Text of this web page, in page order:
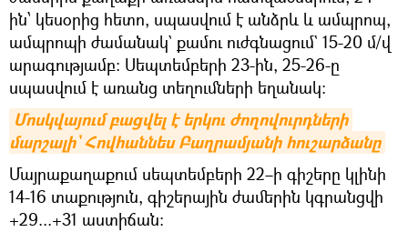
ին՝ կեսօրից հետո, սպասվում է անձրև և ամպրոպ,
ամպրոպի ժամանակ` քամու ուժգնացում` 15-20 մ/վ
արագությամբ: Սեպտեմբերի 23-ին, 25-26-ը
սպասվում է առանց տեղումների եղանակ:
Մոսկվայում բացվել է երկու ժողովուրդների
մարշալի` Հովհաննես Բաղրամյանի հուշարձանը
Մայրաքաղաքում սեպտեմբերի 22–ի գիշերը կլինի
14-16 տաքություն, գիշերային ժամերին կգրանցվի
+29...+31 աստիճան։